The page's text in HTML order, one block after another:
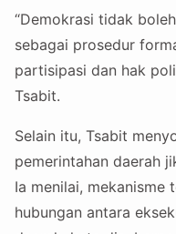
“Demokrasi tidak
sebagai prosedur
partisipasi dan hak
Tsabit.
Selain itu, Tsabit
pemerintahan daerah
Ia menilai, mekanisme
hubungan antara